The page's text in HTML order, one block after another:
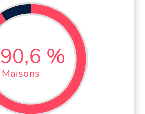
90,6 %
Maisons